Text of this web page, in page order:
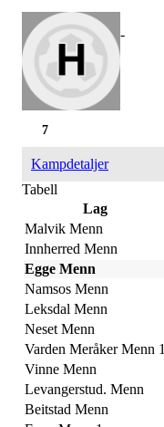
-
7
Kampdetaljer
Tabell
Lag
Malvik Menn
Innherred Menn
Egge Menn
Namsos Menn
Leksdal Menn
Neset Menn
Varden Meråker Menn 1
Vinne Menn
Levangerstud. Menn
Beitstad Menn